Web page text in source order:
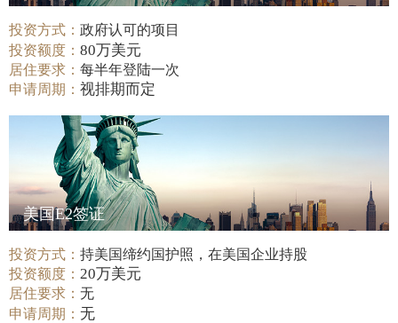
投资方式：政府认可的项目
投资额度：80万美元
居住要求：每半年登陆一次
申请周期：视排期而定
美国E2签证
投资方式：持美国缔约国护照，在美国企业持股
投资额度： 20万美元
居住要求：无
申请周期：无